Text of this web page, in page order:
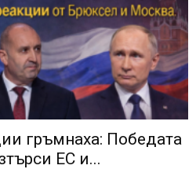
гръмнаха: Победата
ЕС и...